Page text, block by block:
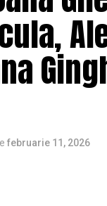
februarie 11, 2026